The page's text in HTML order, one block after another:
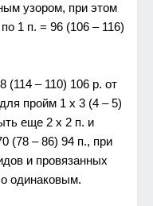
yзором, при этом
1 п. = 96 (106 – 116)
(114 – 110) 106 р. от
пройм 1 х 3 (4 – 5)
eщe 2 х 2 п. и
(78 – 86) 94 п., при
и провязанных
одинаковым.